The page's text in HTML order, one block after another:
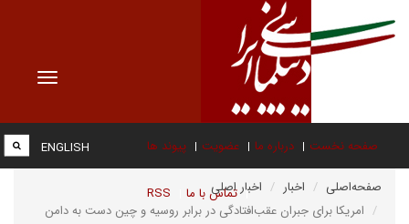
Toggle
صفحه نخست درباره ما عضویت پیوند ها
تماس با ما RSS
ENGLISH
صفحه‌اصلی اخبار
اخبار اصلی
امریکا برای جبران عقب‌افتادگی در برابر روسیه و چین دست به دامن